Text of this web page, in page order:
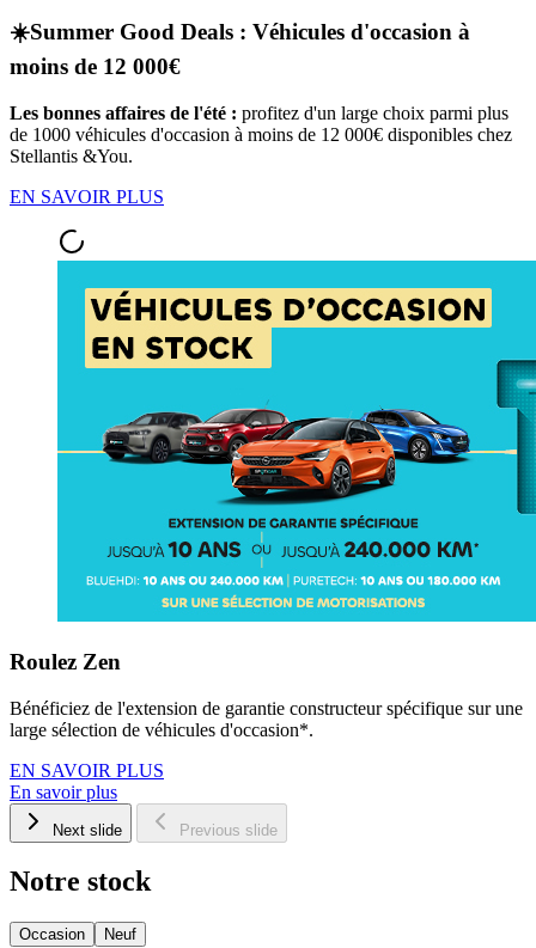
☀️Summer Good Deals : Véhicules d'occasion à
moins de 12 000€
Les bonnes affaires de l'été : profitez d'un large choix parmi plus
de 1000 véhicules d'occasion à moins de 12 000€ disponibles chez
Stellantis &You.
EN SAVOIR PLUS
Roulez Zen
Bénéficiez de l'extension de garantie constructeur spécifique sur une
large sélection de véhicules d'occasion*.
EN SAVOIR PLUS
En savoir plus
Next slide Previous slide
Notre stock
Occasion Neuf